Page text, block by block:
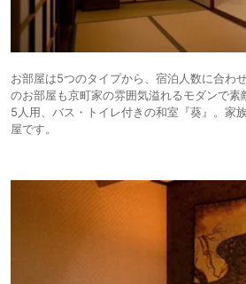
お部屋は5つのタイプから、宿泊人数に合わ
のお部屋も京町家の雰囲気溢れるモダンで素
5人用、バス・トイレ付きの和室『葵』。家
屋です。